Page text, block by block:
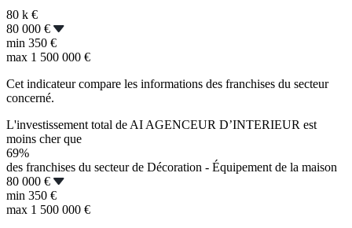
80 k €
80 000 €
min 350 €
max 1 500 000 €
Cet indicateur compare les informations des franchises du secteur
concerné.
L'investissement total de AI AGENCEUR D’INTERIEUR est
moins cher que
69%
des franchises du secteur de Décoration - Équipement de la maison
80 000 €
min 350 €
max 1 500 000 €